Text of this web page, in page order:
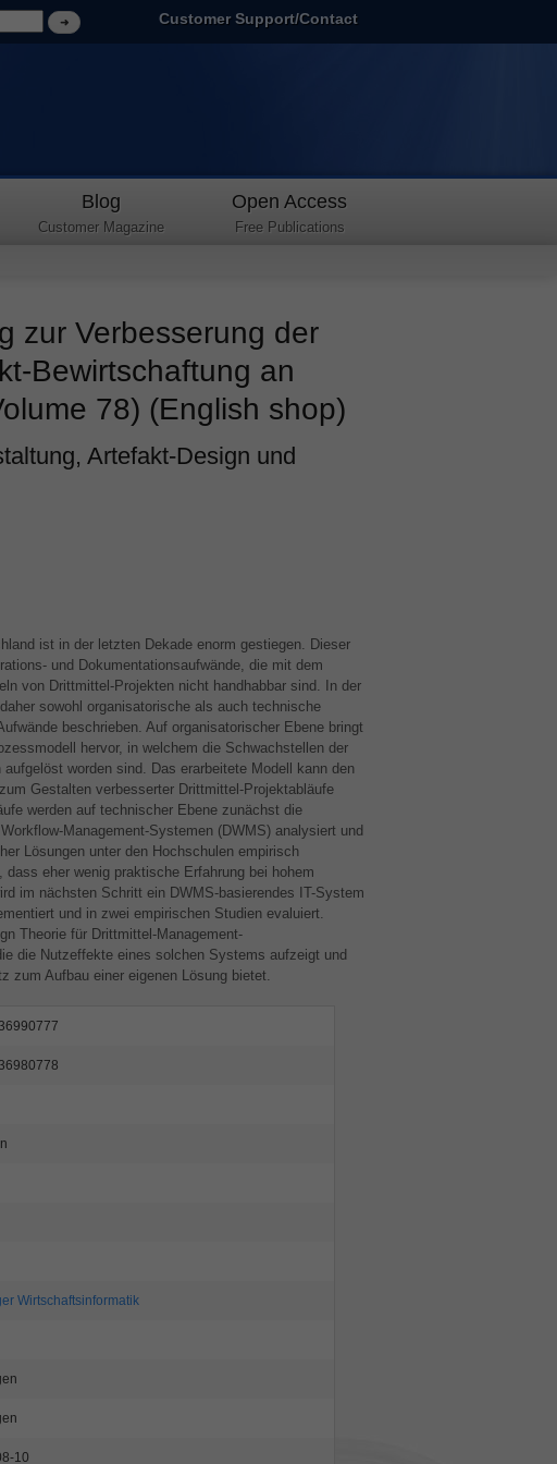
Customer Support/Contact
Blog
Customer Magazine
Open Access
Free Publications
zur Verbesserung der
Bewirtschaftung an
78) (English shop)
Artefakt-Design und
ist in der letzten Dekade enorm gestiegen. Dieser
und Dokumentationsaufwände, die mit dem
von Drittmittel-Projekten nicht handhabbar sind. In der
sowohl organisatorische als auch technische
beschrieben. Auf organisatorischer Ebene bringt
hervor, in welchem die Schwachstellen der
worden sind. Das erarbeitete Modell kann den
Gestalten verbesserter Drittmittel-Projektabläufe
werden auf technischer Ebene zunächst die
Management-Systemen (DWMS) analysiert und
Lösungen unter den Hochschulen empirisch
eher wenig praktische Erfahrung bei hohem
im nächsten Schritt ein DWMS-basierendes IT-System
und in zwei empirischen Studien evaluiert.
Theorie für Drittmittel-Management-
die Nutzeffekte eines solchen Systems aufzeigt und
zum Aufbau einer eigenen Lösung bietet.
Wirtschaftsinformatik
10